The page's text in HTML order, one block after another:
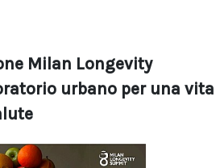
Milan Longevity
urbano per una vita